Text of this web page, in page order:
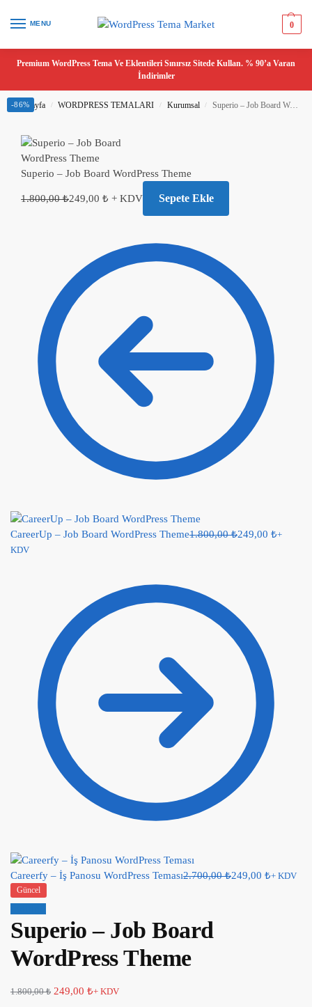
MENU 0
Premium WordPress Tema Ve Eklentileri Sınırsız Sitede Kullan. % 90’a Varan
İndirimler
Ana Sayfa / WORDPRESS TEMALARI / Kurumsal / Superio – Job Board WordPress Theme
Superio – Job Board WordPress Theme
1.800,00₺249,00 ₺ + KDV Sepete Ekle
CareerUp – Job Board WordPress Theme1.800,00₺249,00 ₺+
KDV
Careerfy – İş Panosu WordPress Teması2.700,00₺249,00 ₺+ KDV
Güncel
Superio – Job Board
WordPress Theme
1.800,00₺ 249,00 ₺+ KDV
-86%